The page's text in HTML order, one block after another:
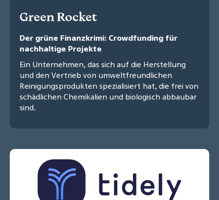
Green Rocket
Der grüne Finanzkrimi: Crowdfunding für
nachhaltige Projekte
Ein Unternehmen, das sich auf die Herstellung
und den Vertrieb von umweltfreundlichen
Reinigungsprodukten spezialisiert hat, die frei von
schädlichen Chemikalien und biologisch abbaubar
sind.